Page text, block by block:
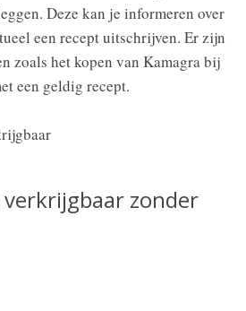
Deze kan je informeren over
een recept uitschrijven. Er zijn
zoals het kopen van Kamagra bij
een geldig recept.
verkrijgbaar zonder